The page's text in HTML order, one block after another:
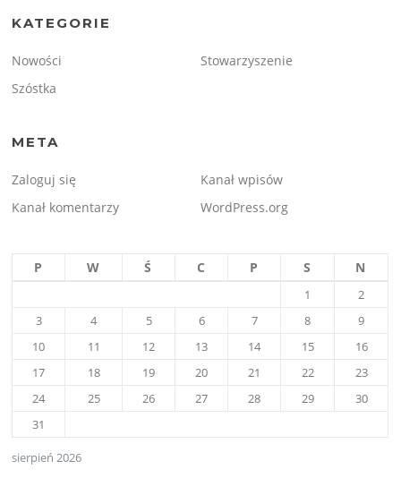
KATEGORIE
Nowości
Stowarzyszenie
Szóstka
META
Zaloguj się
Kanał wpisów
Kanał komentarzy
WordPress.org
sierpień 2026
P W Ś C P S N
1
2
3
4 5 6 7 8
9
10
11 12 13 14 15
16
17
18 19 20 21 22
23
24
25 26 27 28 29
30
31